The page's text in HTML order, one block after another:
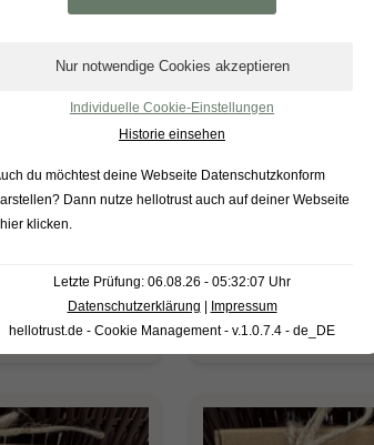
ÜF 7%
Mwst.
€*/ 100 g)
Enthält
Inhalt 80 g (8,63
In den
Individuelle Cookie-Einstellungen
Historie einsehen
du möchtest deine Webseite Datenschutzkonform
Dann nutze hellotrust auch auf deiner Webseite
klicken.
Letzte Prüfung: 06.08.26 - 05:32:07 Uhr
Datenschutzerklärung
Impressum
hellotrust.de - Cookie Management - v.1.0.7.4 - de_DE